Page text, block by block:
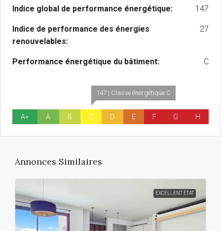
Indice global de performance énergétique: 147
Indice de performance des énergies
renouvelables:
27
Performance énergétique du bâtiment: C
A+ A B
147 | Classe énergétique C
C D E F G H
Annonces Similaires
EXCELLENT ÉTAT